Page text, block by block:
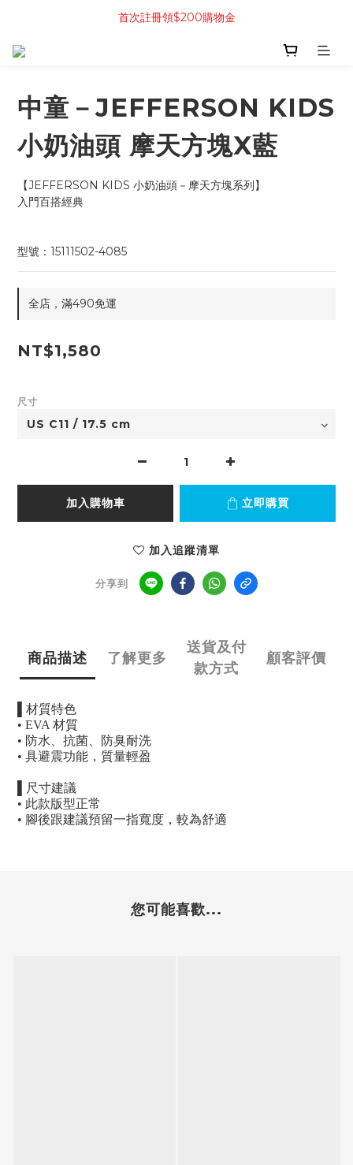
首次註冊領$200購物金
中童－JEFFERSON KIDS
小奶油頭 摩天方塊X藍
【JEFFERSON KIDS 小奶油頭－摩天方塊系列】
入門百搭經典
型號：15111502-4085
全店，滿490免運
NT$1,580
尺寸
加入購物車 立即購買
加入追蹤清單
分享到
商品描述 了解更多
送貨及付
款方式
顧客評價
材質特色
• EVA 材質
• 防水、抗菌、防臭耐洗
• 具避震功能，質量輕盈
尺寸建議
• 此款版型正常
• 腳後跟建議預留一指寬度，較為舒適
您可能喜歡...